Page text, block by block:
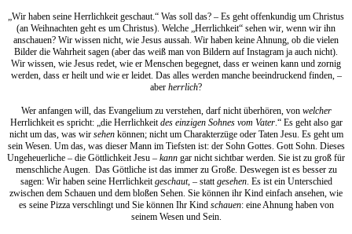
„Wir haben seine Herrlichkeit geschaut.“ Was soll das? – Es geht offenkundig um Christus
(an Weihnachten geht es um Christus). Welche „Herrlichkeit“ sehen wir, wenn wir ihn
anschauen? Wir wissen nicht, wie Jesus aussah. Wir haben keine Ahnung, ob die vielen
Bilder die Wahrheit sagen (aber das weiß man von Bildern auf Instagram ja auch nicht).
Wir wissen, wie Jesus redet, wie er Menschen begegnet, dass er weinen kann und zornig
werden, dass er heilt und wie er leidet. Das alles werden manche beeindruckend finden, –
aber herrlich?
Wer anfangen will, das Evangelium zu verstehen, darf nicht überhören, von welcher
Herrlichkeit es spricht: „die Herrlichkeitdes einzigen Sohnes vom Vater.“ Es geht also gar
nicht um das, was wir sehenkönnen; nicht um Charakterzüge oder Taten Jesu. Es geht um
sein Wesen. Um das, was dieser Mann im Tiefsten ist: der Sohn Gottes. Gott Sohn. Dieses
Ungeheuerliche – die Göttlichkeit Jesu – kann gar nicht sichtbar werden. Sie ist zu groß für
menschliche Augen. Das Göttliche ist das immer zu Große. Deswegen ist es besser zu
sagen: Wir haben seine Herrlichkeitgeschaut, – stattgesehen. Es ist ein Unterschied
zwischen dem Schauen und dem bloßen Sehen. Sie können ihr Kind einfach ansehen, wie
es seine Pizza verschlingt und Sie können Ihr Kind schauen: eine Ahnung haben von
seinem Wesen und Sein.